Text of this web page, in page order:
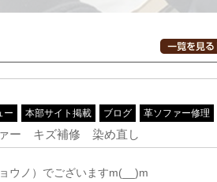
ー 本部サイト掲載 ブログ 革ソファー修理
ー キズ補修 染め直し
ウノ）でございますm(__)m